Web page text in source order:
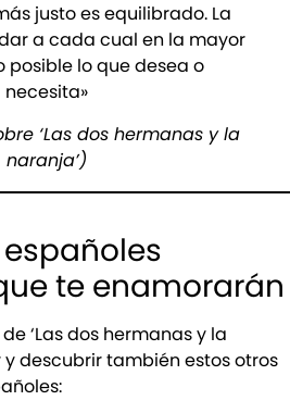
justo es equilibrado. La
a cada cual en la mayor
posible lo que desea o
necesita»
‘Las dos hermanas y la
naranja’)
te enamorarán
‘Las dos hermanas y la
y descubrir también estos otros